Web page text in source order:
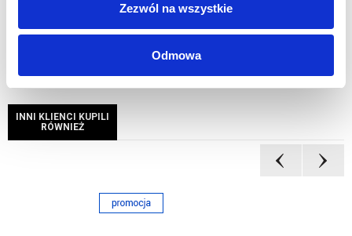
Zezwól na wszystkie
Odmowa
INNI KLIENCI KUPILI
RÓWNIEŻ